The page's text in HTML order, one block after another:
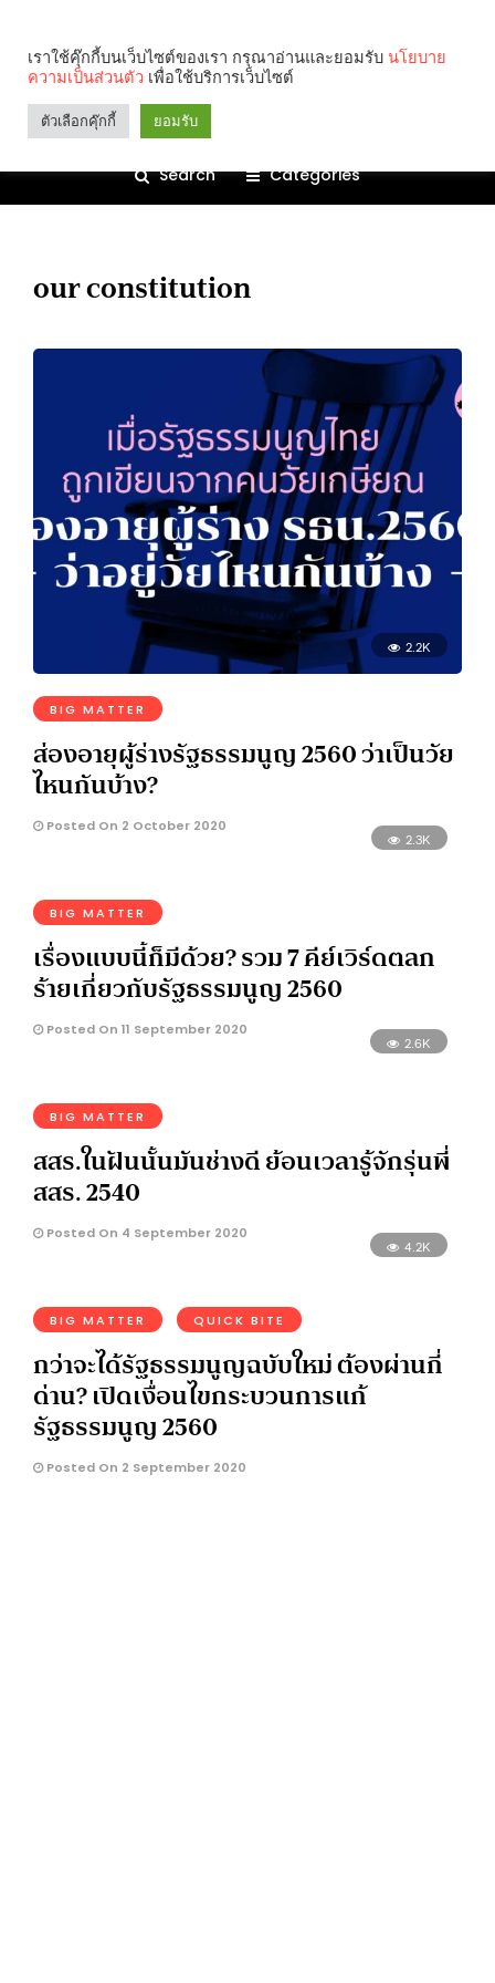
Search Categories
our constitution
2.2K
BIG MATTER
ส่องอายุผู้ร่างรัฐธรรมนูญ 2560 ว่าเป็นวัย
ไหนกันบ้าง?
Posted On 2 October 2020
2.3K
BIG MATTER
เรื่องแบบนี้ก็มีด้วย? รวม 7 คีย์เวิร์ดตลก
ร้ายเกี่ยวกับรัฐธรรมนูญ 2560
Posted On 11 September 2020
2.6K
BIG MATTER
สสร.ในฝันนั้นมันช่างดี ย้อนเวลารู้จักรุ่นพี่
สสร. 2540
Posted On 4 September 2020
4.2K
BIG MATTER QUICK BITE
กว่าจะได้รัฐธรรมนูญฉบับใหม่ ต้องผ่านกี่
ด่าน? เปิดเงื่อนไขกระบวนการแก้
รัฐธรรมนูญ 2560
Posted On 2 September 2020
เราใช้คุ๊กกี้บนเว็บไซต์ของเรา กรุณาอ่านและยอมรับ นโยบาย
ความเป็นส่วนตัว เพื่อใช้บริการเว็บไซต์
ตัวเลือกคุ๊กกี้ ยอมรับ